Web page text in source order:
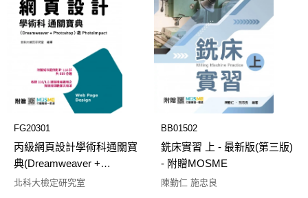
FG20301
丙級網頁設計學術科通關寶
典(Dreamweaver +
Photoshop)含 PhotoImpact -
北科大檢定研究室
BB01502
銑床實習 上 - 最新版(第三版)
- 附贈MOSME
陳勤仁 施忠良